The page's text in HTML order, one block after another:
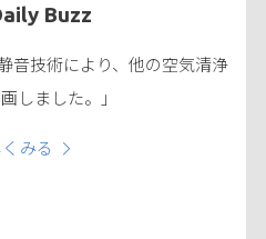
Buzz
音技術により、他の空気清浄
しました。」
みる